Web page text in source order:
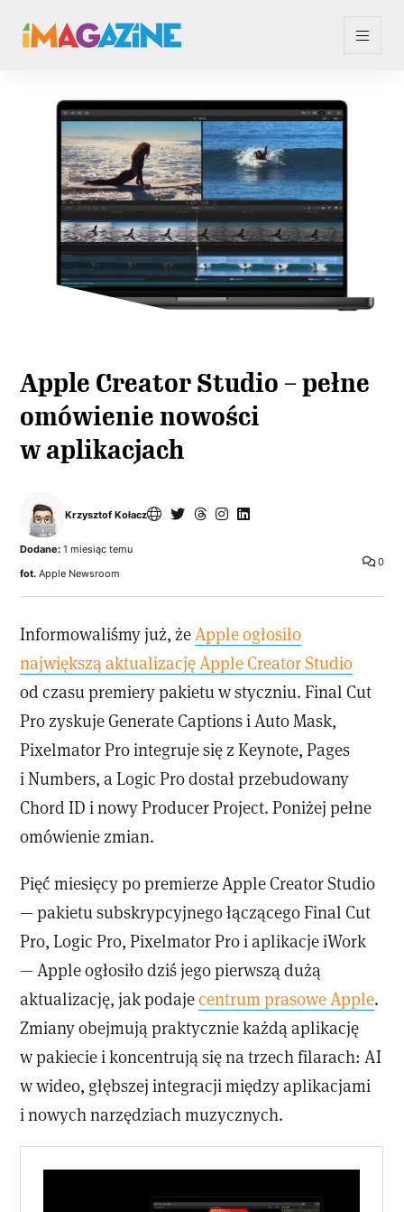
Apple Creator Studio – pełne
omówienie nowości
w aplikacjach
Krzysztof Kołacz
0
Dodane: 1 miesiąc temu
fot. Apple Newsroom
Informowaliśmy już, żeApple ogłosiło
największą aktualizację Apple Creator Studio
od czasu premiery pakietu w styczniu. Final Cut
Pro zyskuje Generate Captions i Auto Mask,
Pixelmator Pro integruje się z Keynote, Pages
i Numbers, a Logic Pro dostał przebudowany
Chord ID i nowy Producer Project. Poniżej pełne
omówienie zmian.
Pięć miesięcy po premierze Apple Creator Studio
— pakietu subskrypcyjnego łączącego Final Cut
Pro, Logic Pro, Pixelmator Pro i aplikacje iWork
— Apple ogłosiło dziś jego pierwszą dużą
aktualizację, jak podajecentrum prasowe Apple.
Zmiany obejmują praktycznie każdą aplikację
w pakiecie i koncentrują się na trzech filarach: AI
w wideo, głębszej integracji między aplikacjami
i nowych narzędziach muzycznych.